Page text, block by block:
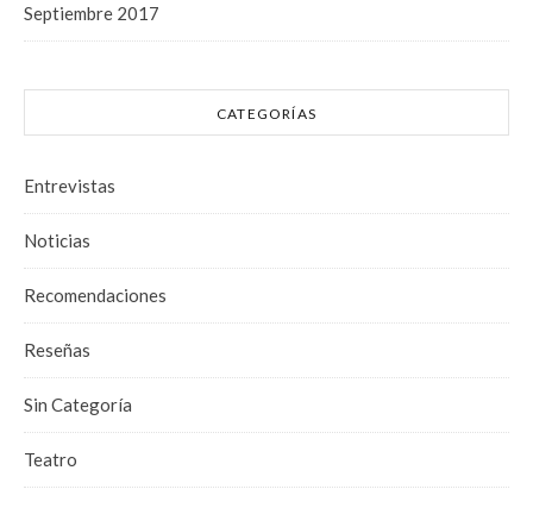
Septiembre 2017
CATEGORÍAS
Entrevistas
Noticias
Recomendaciones
Reseñas
Sin Categoría
Teatro